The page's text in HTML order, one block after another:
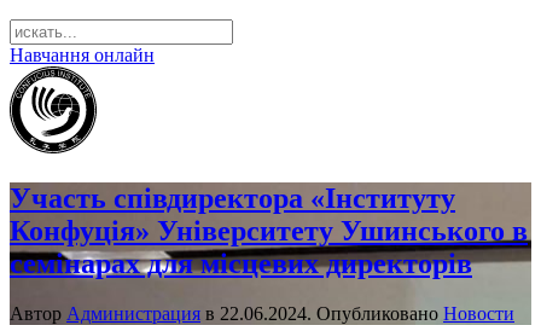
Навчання онлайн
Участь співдиректора «Інституту
Конфуція» Університету Ушинського в
семінарах для місцевих директорів
Автор Администрация в 22.06.2024. Опубликовано Новости